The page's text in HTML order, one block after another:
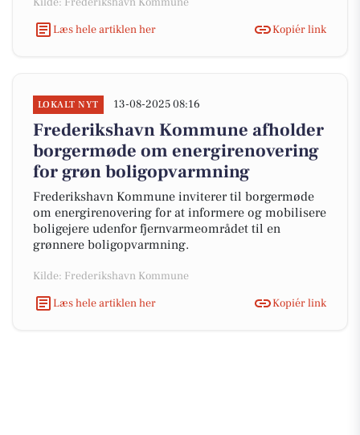
Læs hele artiklen her
Kopiér link
LOKALT NYT 13-08-2025 08:16
Frederikshavn Kommune afholder
borgermøde om energirenovering
for grøn boligopvarmning
Frederikshavn Kommune inviterer til borgermøde
om energirenovering for at informere og mobilisere
boligejere udenfor fjernvarmeområdet til en
grønnere boligopvarmning.
Kilde: Frederikshavn Kommune
Læs hele artiklen her
Kopiér link